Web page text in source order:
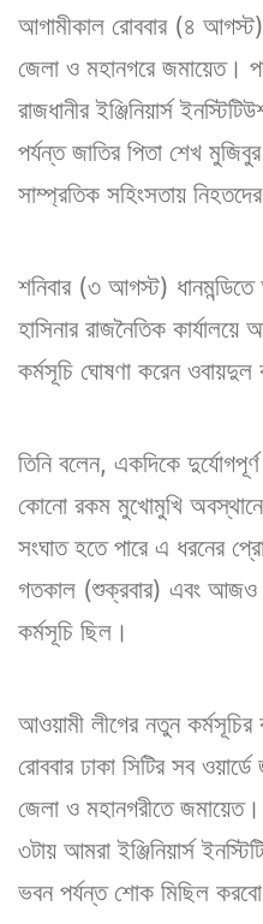
আগামীকাল রোববার (৪ আগস্ট)
জেলা ও মহানগরে জমায়েত।
রাজধানীর ইঞ্জিনিয়ার্স
পর্যন্ত জাতির পিতা শেখ
সাম্প্রতিক সহিংসতায়
শনিবার (৩ আগস্ট)
হাসিনার রাজনৈতিক
কর্মসূচি ঘোষণা করেন ওবায়দুল
তিনি বলেন, একদিকে
কোনো রকম মুখোমুখি
সংঘাত হতে পারে এ ধরনের
গতকাল (শুক্রবার) এবং আজও
কর্মসূচি ছিল।
আওয়ামী লীগের নতুন কর্মসূচির
রোববার ঢাকা সিটির সব
জেলা ও মহানগরীতে
৩টায় আমরা ইঞ্জিনিয়ার্স
ভবন পর্যন্ত শোক মিছিল